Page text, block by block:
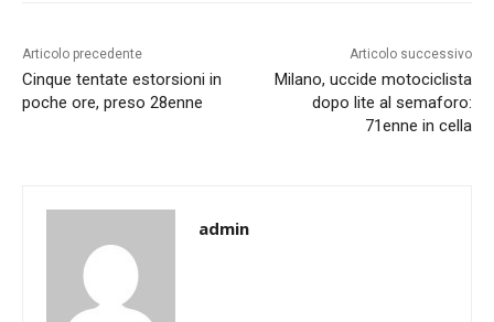
Articolo precedente
Cinque tentate estorsioni in
poche ore, preso 28enne
Articolo successivo
Milano, uccide motociclista
dopo lite al semaforo:
71enne in cella
admin